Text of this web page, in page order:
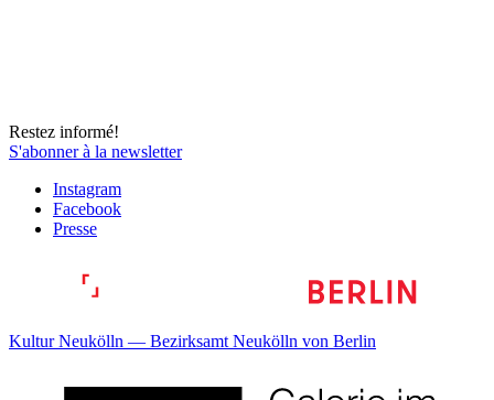
Restez informé!
S'abonner à la newsletter
Instagram
Facebook
Presse
Kultur Neukölln — Bezirksamt Neukölln von Berlin